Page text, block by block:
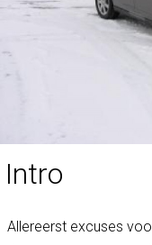
Intro
Allereerst excuses